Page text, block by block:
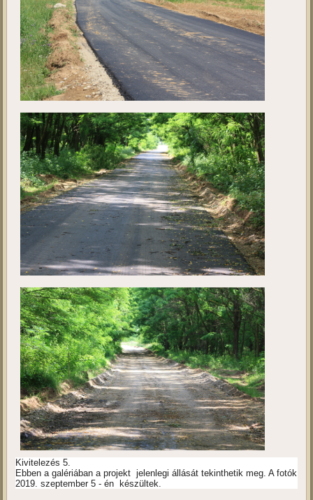
Kivitelezés 5.
Ebben a galériában a projekt jelenlegi állását tekinthetik meg. A fotók
2019. szeptember 5 - én készültek.